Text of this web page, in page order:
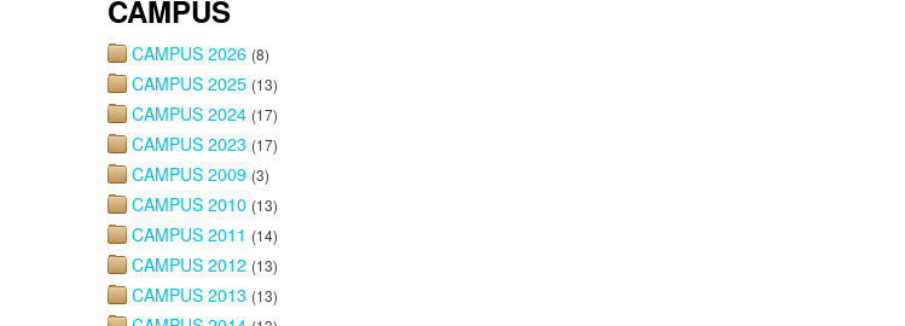
CAMPUS
CAMPUS 2026 (8)
CAMPUS 2025 (13)
CAMPUS 2024 (17)
CAMPUS 2023 (17)
CAMPUS 2009 (3)
CAMPUS 2010 (13)
CAMPUS 2011 (14)
CAMPUS 2012 (13)
CAMPUS 2013 (13)